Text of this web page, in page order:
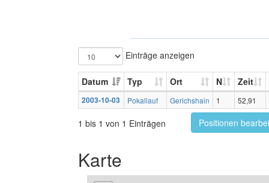
Einträge anzeigen
Datum Typ Ort N Zeit
2003-10-03 Pokallauf Gerichshain 1 52,91
1 bis 1 von 1 Einträgen Positionen
Karte